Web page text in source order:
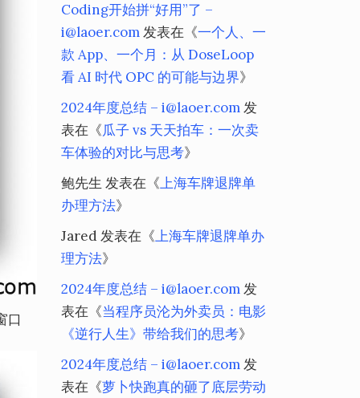
口
Coding开始拼“好用”了 –
i@laoer.com发表在《一个人、一
款 App、一个月：从 DoseLoop
看 AI 时代 OPC 的可能与边界》
2024年度总结 – i@laoer.com发
表在《瓜子 vs 天天拍车：一次卖
车体验的对比与思考》
鲍先生 发表在《上海车牌退牌单
办理方法》
Jared发表在《上海车牌退牌单办
理方法》
2024年度总结 – i@laoer.com发
表在《当程序员沦为外卖员：电影
《逆行人生》带给我们的思考》
2024年度总结 – i@laoer.com发
表在《萝卜快跑真的砸了底层劳动